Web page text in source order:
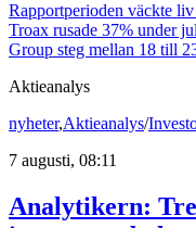
Rapportperioden väckte
Troax rusade 37% under
Group steg mellan 18 till
Aktieanalys
nyheter,Aktieanalys/
7 augusti, 08:11
Analytikern: